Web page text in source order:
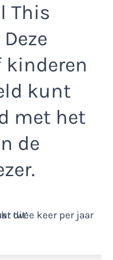
This
kinderen
kunt
met het
de